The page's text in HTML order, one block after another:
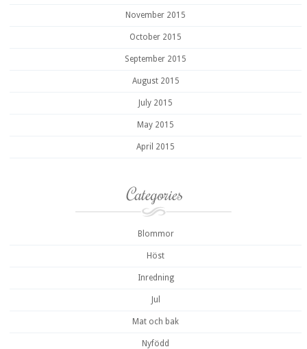
November 2015
October 2015
September 2015
August 2015
July 2015
May 2015
April 2015
Categories
Blommor
Höst
Inredning
Jul
Mat och bak
Nyfödd